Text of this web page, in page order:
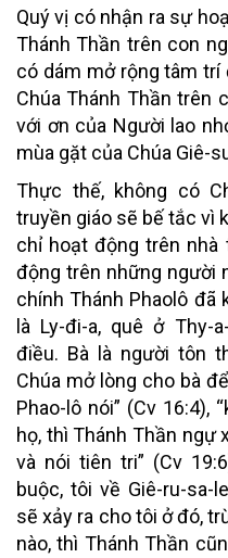
Quý vị có nhận ra sự
Thánh Thần trên con
có dám mở rộng tâm
Chúa Thánh Thần trên
với ơn của Người lao
mùa gặt của Chúa Giê-
Thực thế, không có
truyền giáo sẽ bế tắc vì
chỉ hoạt động trên nhà
động trên những người
chính Thánh Phaolô đã
là Ly-đi-a, quê ở Thy-
điều. Bà là người tôn
Chúa mở lòng cho bà
Phao-lô nói” (Cv 16:4),
họ, thì Thánh Thần ngự
và nói tiên tri” (Cv
buộc, tôi về Giê-ru-sa-
sẽ xảy ra cho tôi ở đó,
nào, thì Thánh Thần